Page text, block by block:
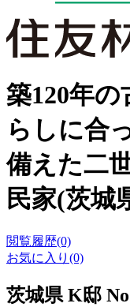
築120年
らしに合
備えた二
民家(茨城
閲覧履歴(0)
お気に入り(0)
茨城県 K邸